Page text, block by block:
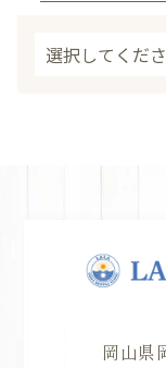
岡山県